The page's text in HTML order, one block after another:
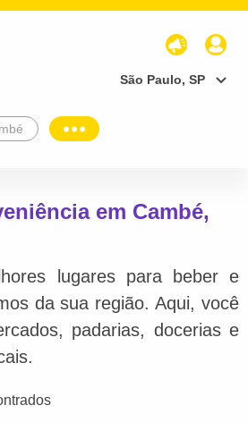
São Paulo, SP
em Cambé,
lugares para beber e
da sua região. Aqui, você
padarias, docerias e